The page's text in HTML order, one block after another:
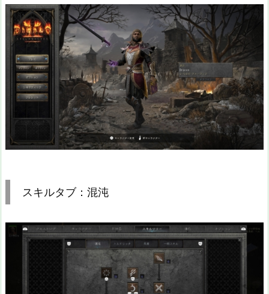
スキルタブ：混沌